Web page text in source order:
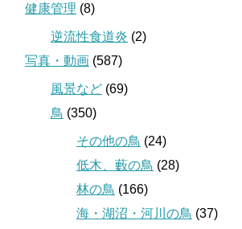
健康管理 (8)
逆流性食道炎 (2)
写真・動画 (587)
風景など (69)
鳥 (350)
その他の鳥 (24)
低木、藪の鳥 (28)
林の鳥 (166)
海・湖沼・河川の鳥 (37)